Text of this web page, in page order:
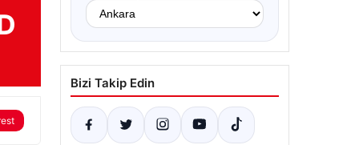
Bizi Takip Edin